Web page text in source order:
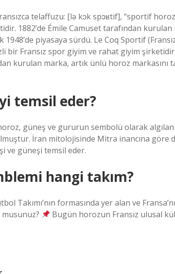
telaffuzu: [lə kɔk spɔʁtif], “sportif
1882’de Émile Camuset tarafından kurulan
piyasaya sürdü. Le Coq Sportif
bir Fransız spor giyim ve rahat giyim
kurulan marka, artık ünlü horoz markasını
temsil eder?
güneş ve gururun sembolü olarak
İran mitolojisinde Mitra inancına göre
ve güneşi temsil eder.
hangi takım?
Takımı’nın formasında yer alan ve
Bugün horozun Fransız ulusal